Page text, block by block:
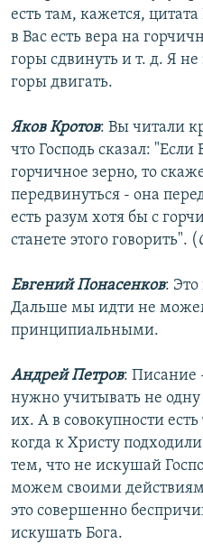
есть там, кажется,
в Вас есть вера на
горы сдвинуть и т. д. Я
горы двигать.
Яков Кротов: Вы читали
что Господь сказал:
горчичное зерно, то
передвинуться - она
есть разум хотя бы с
станете этого говорить". (
Евгений Понасенков:
Дальше мы идти не
принципиальными.
Андрей Петров: Писание
нужно учитывать не
их. А в совокупности
когда к Христу
тем, что не искушай
можем своими
это совершенно
искушать Бога.